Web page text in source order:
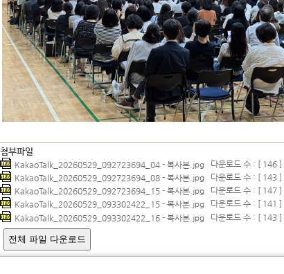
첨부파일
KakaoTalk_20260529_092723694_04 - 복사본.jpg 다운로드 수 : [ 146 ]
KakaoTalk_20260529_092723694_08 - 복사본.jpg 다운로드 수 : [ 143 ]
KakaoTalk_20260529_092723694_15 - 복사본.jpg 다운로드 수 : [ 147 ]
KakaoTalk_20260529_093302422_15 - 복사본.jpg 다운로드 수 : [ 141 ]
KakaoTalk_20260529_093302422_16 - 복사본.jpg 다운로드 수 : [ 143 ]
전체 파일 다운로드